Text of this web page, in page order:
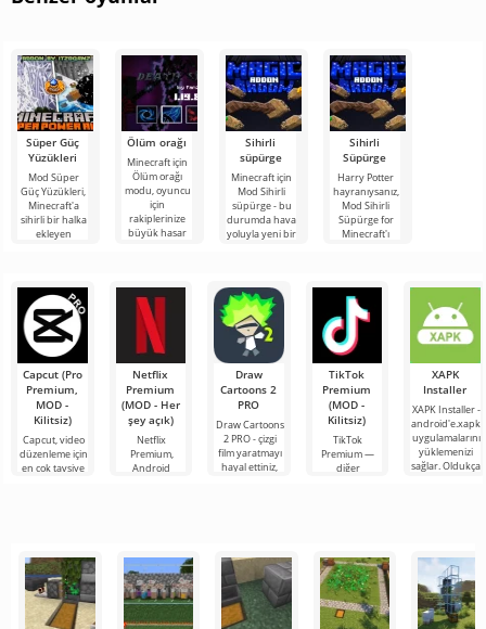
Süper Güç
Yüzükleri
Mod Süper
Güç Yüzükleri,
Minecraft'a
sihirli bir halka
ekleyen
Ölüm orağı
Minecraft için
Ölüm orağı
modu, oyuncu
için
rakiplerinize
büyük hasar
Sihirli
süpürge
Minecraft için
Mod Sihirli
süpürge - bu
durumda hava
yoluyla yeni bir
Sihirli
Süpürge
Harry Potter
hayranıysanız,
Mod Sihirli
Süpürge for
Minecraft'ı
Capcut (Pro
Premium,
MOD -
Kilitsiz)
Capcut, video
düzenleme için
en çok tavsiye
Netflix
Premium
(MOD - Her
şey açık)
Netflix
Premium,
Android
Draw
Cartoons 2
PRO
Draw Cartoons
2 PRO - çizgi
film yaratmayı
hayal ettiniz,
TikTok
Premium
(MOD -
Kilitsiz)
TikTok
Premium —
diğer
sağlayan
XAPK
Installer
XAPK Installer -
android'e.xapk
uygulamalarını
yüklemenizi
sağlar. Oldukça